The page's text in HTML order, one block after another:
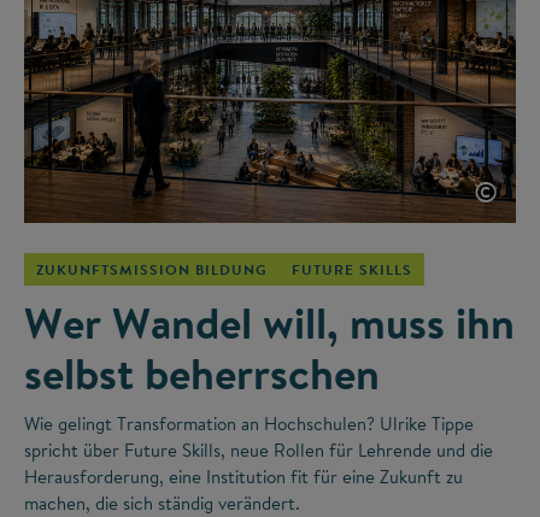
©
ZUKUNFTSMISSION BILDUNG FUTURE SKILLS
Wer Wandel will, muss ihn
selbst beherrschen
Wie gelingt Transformation an Hochschulen? Ulrike Tippe
spricht über Future Skills, neue Rollen für Lehrende und die
Herausforderung, eine Institution fit für eine Zukunft zu
machen, die sich ständig verändert.